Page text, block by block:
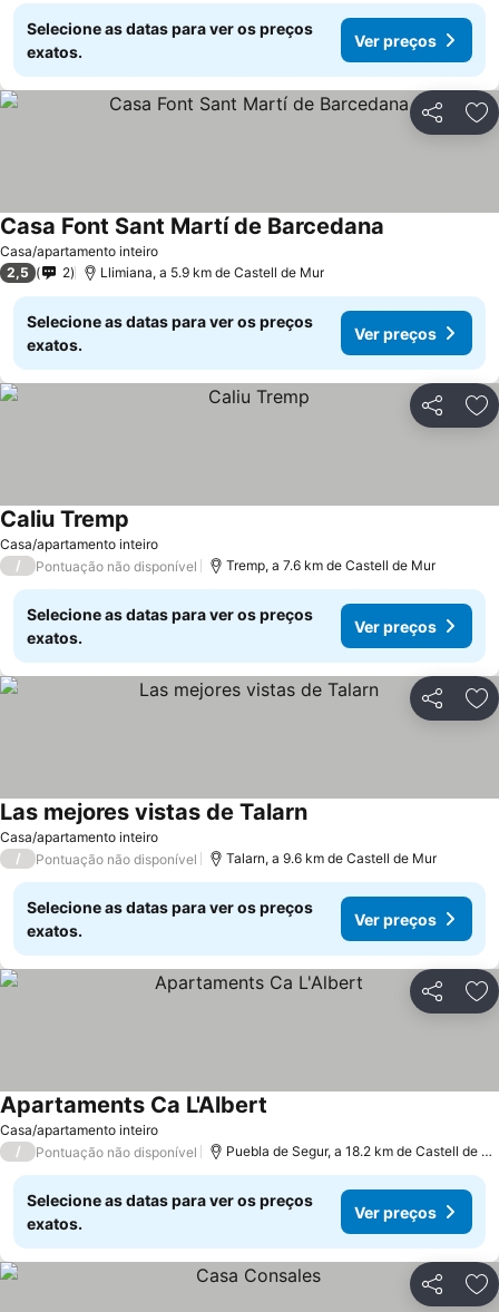
Selecione as datas para ver os preços
exatos.
Ver preços
Partilhar
Casa/apartamento inteiro
Casa Font Sant Martí de Barcedana
2,5 2 Llimiana, a 5.9 km de Castell de Mur
Selecione as datas para ver os preços
exatos.
Ver preços
Partilhar
Casa/apartamento inteiro
Caliu Tremp
/ Pontuação não disponível Tremp, a 7.6 km de Castell de Mur
Selecione as datas para ver os preços
exatos.
Ver preços
Partilhar
Casa/apartamento inteiro
Las mejores vistas de Talarn
/ Pontuação não disponível Talarn, a 9.6 km de Castell de Mur
Selecione as datas para ver os preços
exatos.
Ver preços
Partilhar
Casa/apartamento inteiro
Apartaments Ca L'Albert
/ Pontuação não disponível Puebla de Segur, a 18.2 km de Castell de Mur
Selecione as datas para ver os preços
exatos.
Ver preços
Partilhar